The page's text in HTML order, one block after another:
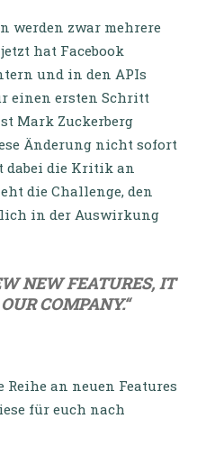
werden zwar mehrere
hat Facebook
und in den APIs
einen ersten Schritt
Mark Zuckerberg
Änderung nicht sofort
dabei die Kritik an
die Challenge, den
in der Auswirkung
NEW FEATURES, IT
COMPANY.“
Reihe an neuen Features
für euch nach